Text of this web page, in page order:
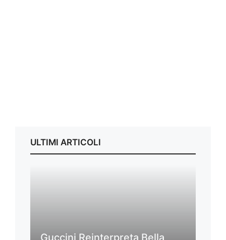
ULTIMI ARTICOLI
Guccini Reinterpreta Bella